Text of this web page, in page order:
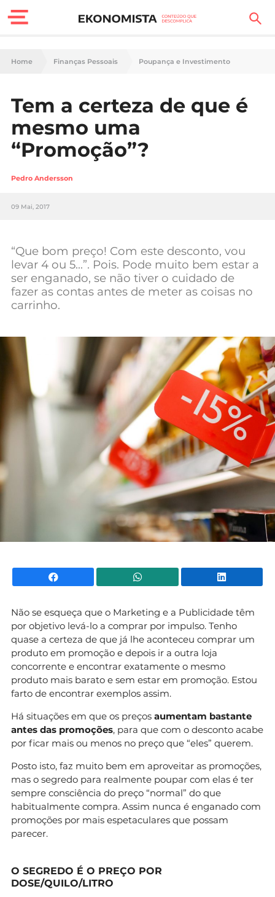
Finanças Pessoais
Carreira
Casa
Lifestyle
Sociedade
Negócios
Mundial 2026
Home Finanças Pessoais Poupança e Investimento
Tem a certeza de que é
mesmo uma
“Promoção”?
Pedro Andersson
09 Mai, 2017
“Que bom preço! Com este desconto, vou
levar 4 ou 5…”. Pois. Pode muito bem estar a
ser enganado, se não tiver o cuidado de
fazer as contas antes de meter as coisas no
carrinho.
Facebook WhatsApp
Não se esqueça que o Marketing e a Publicidade têm
por objetivo levá-lo a comprar por impulso. Tenho
quase a certeza de que já lhe aconteceu comprar um
produto em promoção e depois ir a outra loja
concorrente e encontrar exatamente o mesmo
produto mais barato e sem estar em promoção. Estou
farto de encontrar exemplos assim.
Há situações em que os preços aumentam bastante
antes das promoções, para que com o desconto acabe
por ficar mais ou menos no preço que “eles” querem.
Posto isto, faz muito bem em aproveitar as promoções,
mas o segredo para realmente poupar com elas é ter
sempre consciência do preço “normal” do que
habitualmente compra. Assim nunca é enganado com
promoções por mais espetaculares que possam
parecer.
O SEGREDO É O PREÇO POR
DOSE/QUILO/LITRO